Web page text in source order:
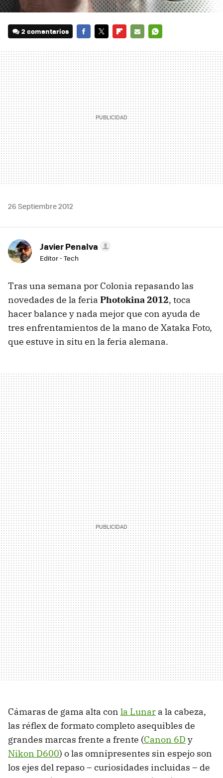
2 comentarios
MAIL
26 Septiembre 2012
Javier Penalva
Editor - Tech
Tras una semana por Colonia repasando las
novedades de la feria Photokina 2012, toca
hacer balance y nada mejor que con ayuda de
tres enfrentamientos de la mano de Xataka Foto,
que estuve in situ en la feria alemana.
Cámaras de gama alta con la Lunar a la cabeza,
las réflex de formato completo asequibles de
grandes marcas frente a frente (Canon 6D y
Nikon D600) o las omnipresentes sin espejo son
los ejes del repaso – curiosidades incluidas – de